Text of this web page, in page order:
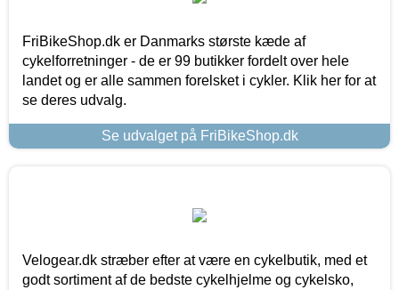
FriBikeShop.dk er Danmarks største kæde af
cykelforretninger - de er 99 butikker fordelt over hele
landet og er alle sammen forelsket i cykler. Klik her for at
se deres udvalg.
Se udvalget på FriBikeShop.dk
Velogear.dk stræber efter at være en cykelbutik, med et
godt sortiment af de bedste cykelhjelme og cykelsko,